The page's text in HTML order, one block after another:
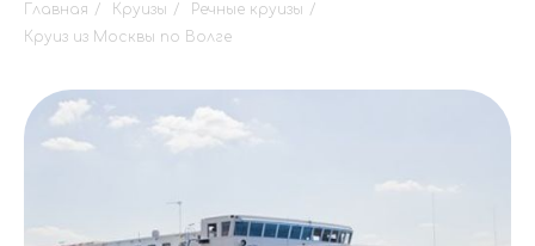
Главная / Круизы / Речные круизы /
Круиз из Москвы по Волге